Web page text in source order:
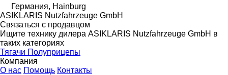
Германия, Hainburg
ASIKLARIS Nutzfahrzeuge GmbH
Связаться с продавцом
Ищите технику дилера ASIKLARIS Nutzfahrzeuge GmbH в
таких категориях
Тягачи Полуприцепы
Компания
О нас Помощь Контакты